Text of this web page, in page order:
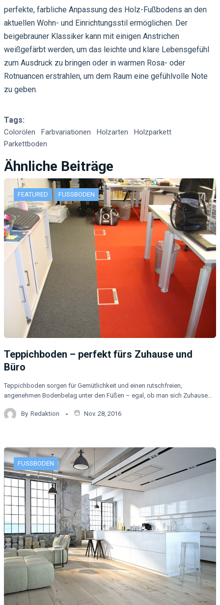
perfekte, farbliche Anpassung des Holz-Fußbodens an den
aktuellen Wohn- und Einrichtungsstil ermöglichen. Der
beigebrauner Klassiker kann mit einigen Anstrichen
weißgefärbt werden, um das leichte und klare Lebensgefühl
zum Ausdruck zu bringen oder in warmen Rosa- oder
Rotnuancen erstrahlen, um dem Raum eine gefühlvolle Note
zu geben.
Tags:
Colorölen Farbvariationen Holzarten
Holzparkett
Parkettboden
Ähnliche Beiträge
FEATURED FUSSBODEN
Teppichboden – perfekt fürs Zuhause und
Büro
Teppichboden sorgen für Gemütlichkeit und einen rutschfreien,
angenehmen Bodenbelag unter den Füßen – egal, ob man sich Zuhause…
By Redaktion Nov. 28, 2016
FUSSBODEN